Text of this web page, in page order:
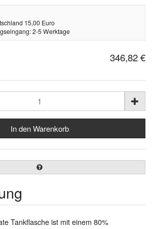
15,00 Euro
2-5 Werktage
346,82 €
Tankflasche ist mit einem 80%